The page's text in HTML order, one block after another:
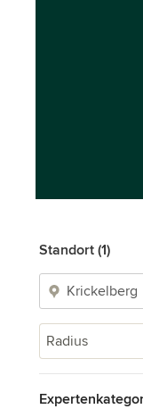
Standort (1)
Radius